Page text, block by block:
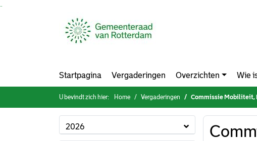
Startpagina Vergaderingen Overzichten Wie
U bevindt zich hier: Home Vergaderingen Commissie Mobiliteit,
2026